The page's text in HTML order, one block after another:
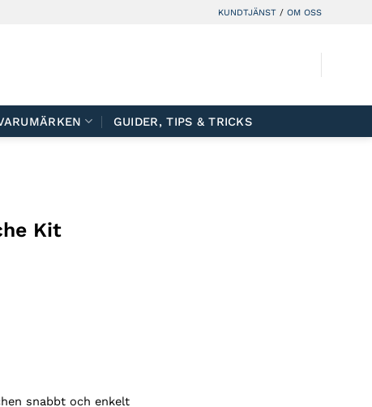
KUNDTJÄNST / OM OSS
GUIDER, TIPS & TRICKS
Kit
snabbt och enkelt